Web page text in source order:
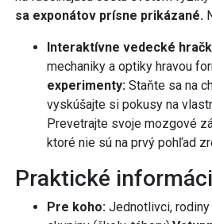
sa exponátov prísne prikázané.
Interaktívne vedecké
mechaniky a optiky hravou
experimenty: Staňte sa na
vyskúšajte si pokusy na
Prevetrajte svoje mozgové
ktoré nie sú na prvý pohľad
Praktické
Pre koho: Jednotlivci,